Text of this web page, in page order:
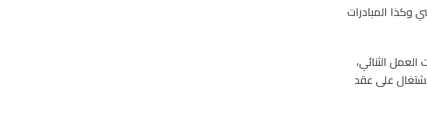
وكذا المبادرات
الثنائي،
على عقد